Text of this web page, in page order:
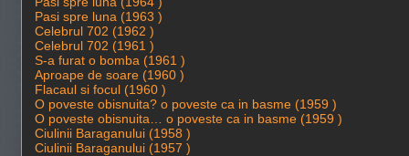
Pasi spre luna (1963 )
Celebrul 702 (1962 )
Celebrul 702 (1961 )
S-a furat o bomba (1961 )
Aproape de soare (1960 )
Flacaul si focul (1960 )
O poveste obisnuita? o poveste ca in basme (1959 )
O poveste obisnuita… o poveste ca in basme (1959 )
Ciulinii Baraganului (1958 )
Ciulinii Baraganului (1957 )